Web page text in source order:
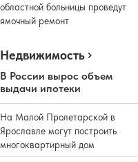
областной больницы проведут
ямочный ремонт
Недвижимость
В России вырос объем
выдачи ипотеки
На Малой Пролетарской в
Ярославле могут построить
многоквартирный дом